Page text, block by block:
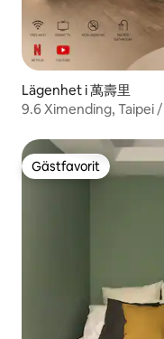
Lägenhet i 萬壽里
9.6 Ximending, Taipei
Gästfavorit
Gästfavorit